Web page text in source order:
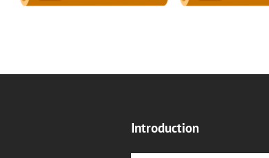
Introduction